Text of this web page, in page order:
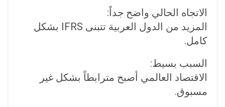
الاتجاه الحالي واضح جداً:
المزيد من الدول العربية تتبنى IFRS بشكل
كامل.
السبب بسيط:
الاقتصاد العالمي أصبح مترابطاً بشكل غير
مسبوق.